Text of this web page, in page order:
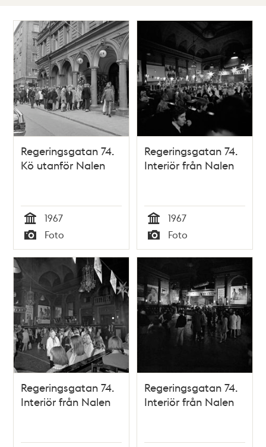
Lista
Karta
träffar
Regeringsgatan 74.
Kö utanför Nalen
Tid
1967
Typ
Foto
Regeringsgatan 74.
Interiör från Nalen
Tid
1967
Typ
Foto
Regeringsgatan 74.
Interiör från Nalen
Regeringsgatan 74.
Interiör från Nalen